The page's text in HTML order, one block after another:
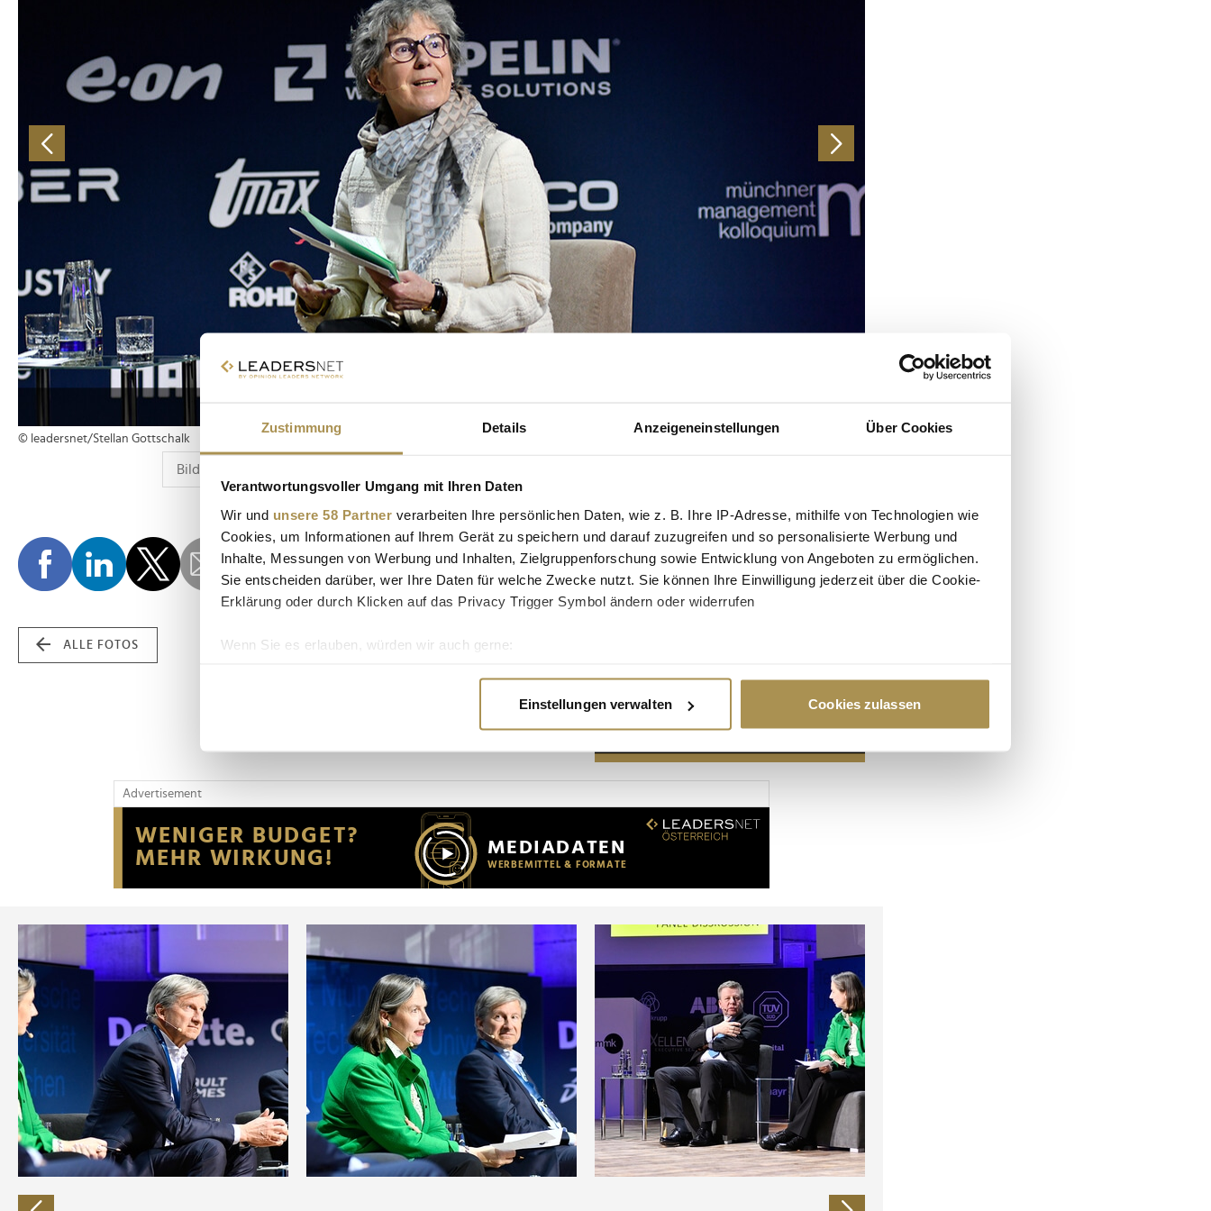
Zustimmung Details Anzeigeneinstellungen Über Cookies
Verantwortungsvoller Umgang mit Ihren Daten
Wir und unsere 58 Partner verarbeiten Ihre persönlichen Daten, wie z. B. Ihre IP-Adresse, mithilfe von Technologien wie
Cookies, um Informationen auf Ihrem Gerät zu speichern und darauf zuzugreifen und so personalisierte Werbung und
Inhalte, Messungen von Werbung und Inhalten, Zielgruppenforschung sowie Entwicklung von Angeboten zu ermöglichen.
Sie entscheiden darüber, wer Ihre Daten für welche Zwecke nutzt. Sie können Ihre Einwilligung jederzeit über die Cookie-
Erklärung oder durch Klicken auf das Privacy Trigger Symbol ändern oder widerrufen
Wenn Sie es erlauben, würden wir auch gerne:
Erfahren Sie mehr darüber, wie Ihre persönlichen Daten verarbeitet werden, und legen Sie Ihre Präferenzen im
Wir verwenden Cookies, um Inhalte und Anzeigen zu personalisieren, Funktionen für soziale Medien anbieten zu können
Website an unsere Partner für soziale Medien, Werbung und Analysen weiter. Unsere Partner führen diese Informationen
möglicherweise mit weiteren Daten zusammen, die Sie ihnen bereitgestellt haben oder die sie im Rahmen Ihrer Nutzung
der Dienste gesammelt haben.
Einstellungen verwalten Cookies zulassen
© leadersnet/Stellan Gottschalk
ALLE FOTOS
Advertisement
Advertisement